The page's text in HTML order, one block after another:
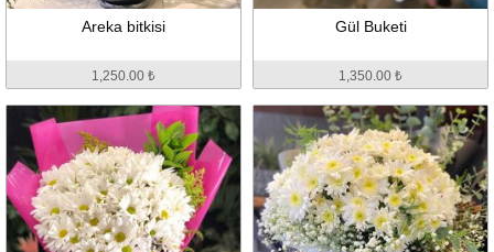
Areka bitkisi
1,250.00 ₺
Gül Buketi
1,350.00 ₺